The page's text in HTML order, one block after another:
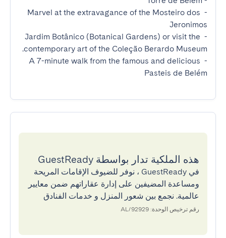
- Marvel at the extravagance of the Mosteiro dos
- Jardim Botânico (Botanical Gardens) or visit the
- A 7-minute walk from the famous and delicious
Pasteis de Belém
هذه الملكية تدار بواسطة GuestReady
في GuestReady ، نوفر للضيوف الإقامات المريحة
ومساعدة المضيفين على إدارة عقاراتهم ضمن معايير
عالمية. نجمع بين شعور المنزل و خدمات الفنادق
رقم ترخيص الوحدة: 92929/AL